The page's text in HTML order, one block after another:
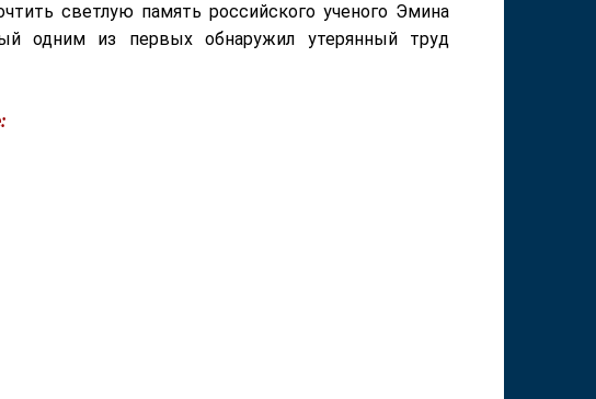
светлую память российского ученого Эмина
одним из первых обнаружил утерянный труд